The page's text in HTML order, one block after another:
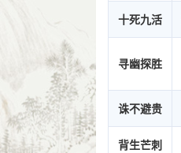
十死九活
寻幽探胜
诛不避贵
背生芒刺